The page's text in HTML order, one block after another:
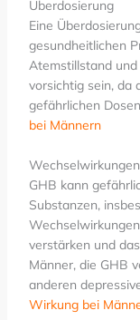
Überdosierung
Eine
gesundheitlichen
Atemstillstand
vorsichtig sein, da
gefährlichen
bei Männern
GHB kann
Substanzen,
verstärken und
Männer, die GHB
anderen
Wirkung bei